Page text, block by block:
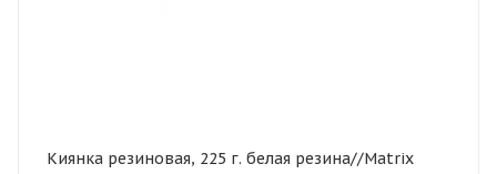
Киянка резиновая, 225 г. белая резина//Matrix